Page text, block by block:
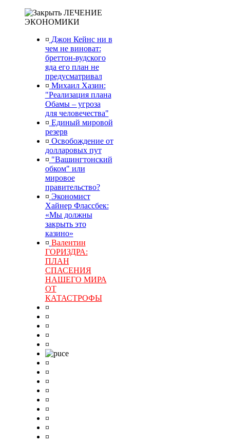
ЛЕЧЕНИЕ
ЭКОНОМИКИ
¤ Джон Кейнс ни в
чем не виноват:
бреттон-вудского
яда его план не
предусматривал
¤ Михаил Хазин:
"Реализация плана
Обамы – угроза
для человечества"
¤ Единый мировой
резерв
¤ Освобождение от
долларовых пут
¤ "Вашингтонский
обком" или
мировое
правительство?
¤ Экономист
Хайнер Флассбек:
«Мы должны
закрыть это
казино»
¤ Валентин
ГОРИЗДРА:
ПЛАН
СПАСЕНИЯ
НАШЕГО МИРА
ОТ
КАТАСТРОФЫ
¤
¤
¤
¤
¤
¤
¤
¤
¤
¤
¤
¤
¤
¤